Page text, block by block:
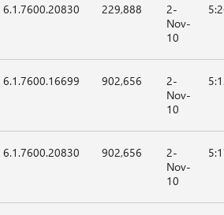
6.1.7600.20830 229,888
2-
Nov-
10
6.1.7600.16699 902,656
2-
Nov-
10
6.1.7600.20830 902,656
2-
Nov-
10